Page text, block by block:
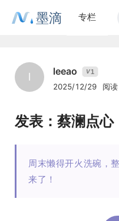
墨滴 专栏
l leeao V1
2025/12/29 阅
发表：蔡澜点心
周末懒得开火洗碗，
来了！